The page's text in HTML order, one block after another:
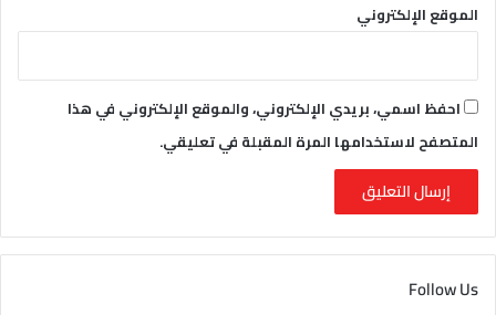
الموقع الإلكتروني
احفظ اسمي، بريدي الإلكتروني، والموقع الإلكتروني في هذا
المتصفح لاستخدامها المرة المقبلة في تعليقي.
Follow Us